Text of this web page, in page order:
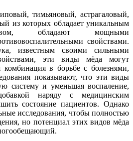
тимьяновый, астрагаловый,
из которых обладает уникальным
обладают мощными
свойствами.
известным своими сильными
эти виды мёда могут
комбинация в борьбе с болезнями,
показывают, что эти виды
систему и уменьшая воспаление,
наряду с медицинским
состояние пациентов. Однако
исследования, чтобы полностью
но потенциал этих видов мёда